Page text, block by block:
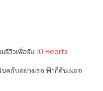
นรีวิวเพื่อรับ 10 Hearts
คลับอย่างเธอ ฟ้าก็ดันเผลอ